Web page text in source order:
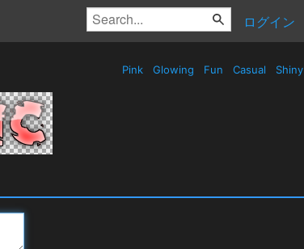
ログイン
Pink Glowing Fun Casual Shiny